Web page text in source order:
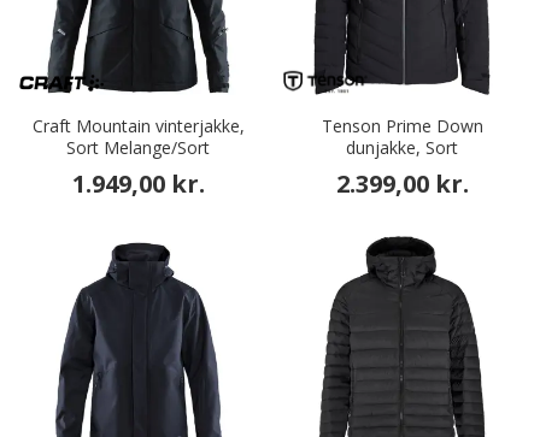
Craft Mountain vinterjakke,
Sort Melange/Sort
1.949,00 kr.
Tenson Prime Down
dunjakke, Sort
2.399,00 kr.